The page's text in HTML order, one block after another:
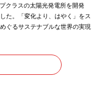
クラスの太陽光発電所を開発
た。「変化より、はやく」をス
ぐるサステナブルな世界の実現